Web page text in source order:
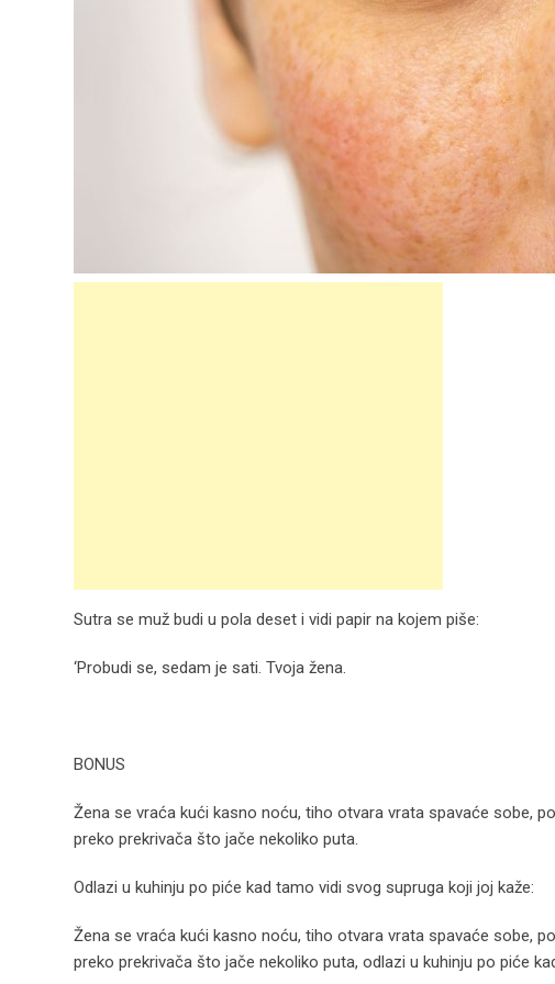
Sutra se muž budi u pola deset i vidi papir na kojem piše:
‘Probudi se, sedam je sati. Tvoja žena.
BONUS
Žena se vraća kući kasno noću, tiho otvara vrata spavaće sobe,
preko prekrivača što jače nekoliko puta.
Odlazi u kuhinju po piće kad tamo vidi svog supruga koji joj kaže:
Žena se vraća kući kasno noću, tiho otvara vrata spavaće sobe,
preko prekrivača što jače nekoliko puta, odlazi u kuhinju po piće